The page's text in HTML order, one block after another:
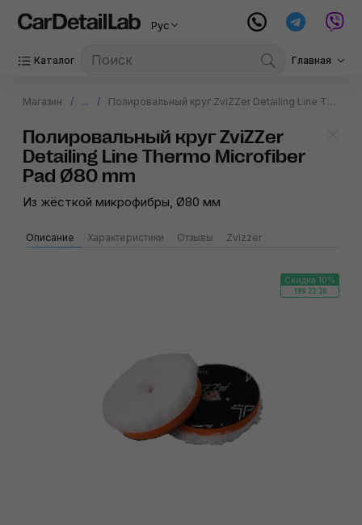
Рус
Каталог Главная
Магазин ... Полировальный круг ZviZZer Detailing Line Thermo Microfiber Pad Ø80 mm
Полировальный круг ZviZZer
Detailing Line Thermo Microfiber
Pad Ø80 mm
Из жёсткой микрофибры, Ø80 мм
Описание Характеристики Отзывы Zvizzer
Скидка 10%
189:22:20